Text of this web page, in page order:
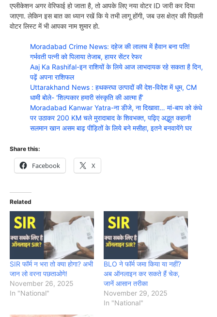
एप्लीकेशन अगर वेरिफाई हो जाता है, तो आपके ल‍िए नया वोटर ID जारी कर द‍िया
जाएगा. लेक‍िन इस बात का ध्‍यान रखें क‍ि ये तभी लागू होंगी, जब उस क्षेत्र की प‍िछली
वोटर लिस्ट में भी आपका नाम शुमार हो.
Moradabad Crime News: दहेज की लालच में हैवान बना पति!
गर्भवती पत्नी को पिलाया तेजाब, हायर सेंटर रेफर
Aaj Ka Rashifal-इन राशियों के लिये आज लाभदायक रहे सकता है दिन,
पढ़ें अपना राशिफल
Uttarakhand News : हथकरघा उत्पादों की देश-विदेश में धूम, CM
धामी बोले- ‘शिल्पकार हमारी संस्कृति की आत्मा हैं’
Moradabad Kanwar Yatra-ना डीजे, ना दिखावा… मां-बाप को कंधे
पर उठाकर 200 KM चले मुरादाबाद के शिवभक्त, पढ़िए अद्भुत कहानी
सलमान खान असम बाढ़ पीड़ितों के लिये बने मसीहा, इतने बनवायेंगे घर
Share this:
Facebook X
Related
SIR फॉर्म न भरा तो क्या होगा? अभी
जान लो वरना पछताओगे!
November 26, 2025
In "National"
BLO ने फॉर्म जमा किया या नहीं?
अब ऑनलाइन कर सकते हैं चेक,
जानें आसान तरीका
November 29, 2025
In "National"